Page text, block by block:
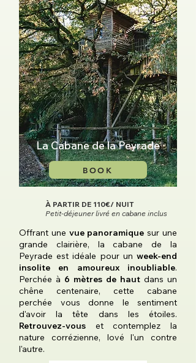
La Cabane de la Peyrade
BOOK
À PARTIR DE 110€/ NUIT
Petit-déjeuner livré en cabane inclus
Offrant une vue panoramique sur une
grande clairière, la cabane de la
Peyrade est idéale pour un week-end
insolite en amoureux inoubliable.
Perchée à 6 mètres de haut dans un
chêne centenaire, cette cabane
perchée vous donne le sentiment
d'avoir la tête dans les étoiles.
Retrouvez-vous et contemplez la
nature corrézienne, lové l'un contre
l'autre.